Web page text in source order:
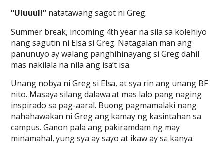
“Uluuul!” natatawang sagot ni Greg.
Summer break, incoming 4th year na sila sa kolehiyo
nang sagutin ni Elsa si Greg. Natagalan man ang
panunuyo ay walang panghihinayang si Greg dahil
mas nakilala na nila ang isa’t isa.
Unang nobya ni Greg si Elsa, at sya rin ang unang BF
nito. Masaya silang dalawa at mas lalo pang naging
inspirado sa pag-aaral. Buong pagmamalaki nang
nahahawakan ni Greg ang kamay ng kasintahan sa
campus. Ganon pala ang pakiramdam ng may
minamahal, yung sya ay sayo at ikaw ay sa kanya.